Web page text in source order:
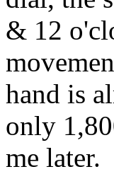
& 12
hand is
only
me later.